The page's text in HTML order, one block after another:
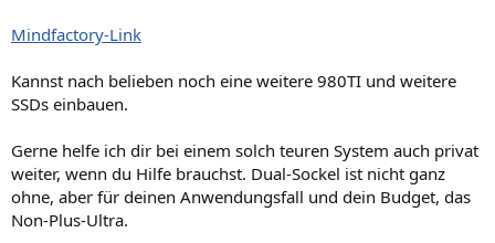
Mindfactory-Link
Kannst nach belieben noch eine weitere 980TI und weitere
SSDs einbauen.
Gerne helfe ich dir bei einem solch teuren System auch privat
weiter, wenn du Hilfe brauchst. Dual-Sockel ist nicht ganz
ohne, aber für deinen Anwendungsfall und dein Budget, das
Non-Plus-Ultra.